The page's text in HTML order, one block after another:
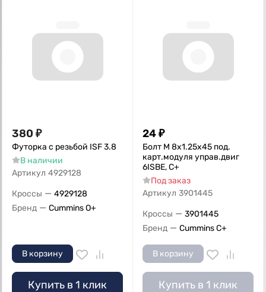
380 ₽
Футорка с резьбой ISF 3.8
В наличии
Артикул 4929128
Кроссы — 4929128
Бренд — Cummins O+
В корзину
Купить в 1 клик
24₽
Болт M 8х1.25х45 под.
карт.модуля управ.двиг
6ISBE, С+
Под заказ
Артикул 3901445
Кроссы — 3901445
Бренд — Cummins C+
В корзину
Купить в 1 клик